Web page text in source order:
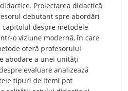
Proiectarea didactică
debutant spre abordări
despre metodele
o viziune modernă, în care
oferă profesorului
abodare a unei unități
evaluare analizează
tipuri de itemi pot